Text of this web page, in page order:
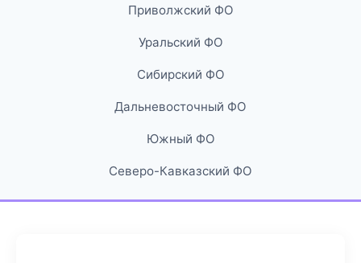
Приволжский ФО
Уральский ФО
Сибирский ФО
Дальневосточный ФО
Южный ФО
Северо-Кавказский ФО